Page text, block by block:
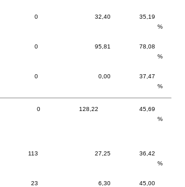
0 32,40
35,19
%
0 95,81
78,08
%
0 0,00
37,47
%
0 128,22
45,69
%
113 27,25
36,42
%
23 6,30
45,00